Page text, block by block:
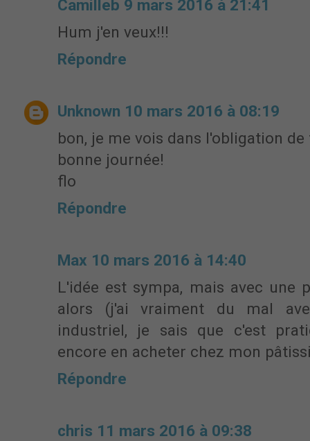
Camilleb 9 mars 2016 à 21:41
Hum j'en veux!!!
Répondre
Unknown 10 mars 2016 à 08:19
bon, je me vois dans l'obligation de
bonne journée!
flo
Répondre
Max 10 mars 2016 à 14:40
L'idée est sympa, mais avec une
alors (j'ai vraiment du mal
industriel, je sais que c'est
encore en acheter chez mon
Répondre
chris 11 mars 2016 à 09:38